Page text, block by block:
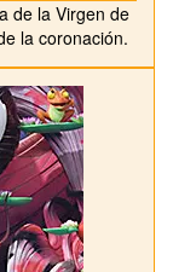
de la Virgen de
la coronación.